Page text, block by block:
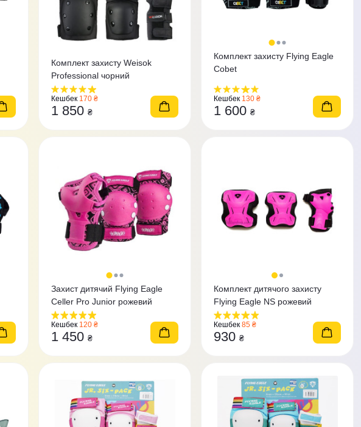
Комплект захисту Weisok
Professiоnal чорний
Кешбек 170 ₴
1 850 ₴
Комплект захисту Flying Eagle
Cobet
Кешбек 130 ₴
1 600 ₴
Захист дитячий Flying Eagle
Celler Pro Junior рожевий
Кешбек 120 ₴
1 450 ₴
Комплект дитячого захисту
Flying Eagle NS рожевий
Кешбек 85 ₴
930 ₴